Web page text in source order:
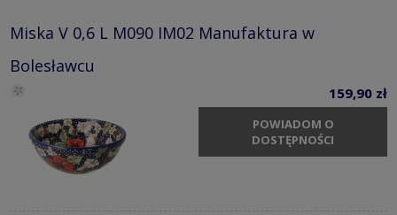
Miska V 0,6 L M090 IM02 Manufaktura w
Bolesławcu
159,90 zł
POWIADOM O
DOSTĘPNOŚCI